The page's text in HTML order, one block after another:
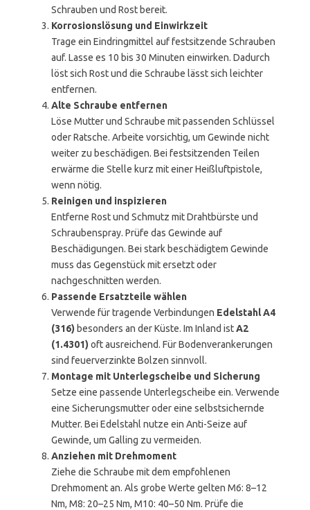
Schrauben und Rost bereit.
Korrosionslösung und Einwirkzeit
Trage ein Eindringmittel auf festsitzende Schrauben
auf. Lasse es 10 bis 30 Minuten einwirken. Dadurch
löst sich Rost und die Schraube lässt sich leichter
entfernen.
Alte Schraube entfernen
Löse Mutter und Schraube mit passenden Schlüssel
oder Ratsche. Arbeite vorsichtig, um Gewinde nicht
weiter zu beschädigen. Bei festsitzenden Teilen
erwärme die Stelle kurz mit einer Heißluftpistole,
wenn nötig.
Reinigen und inspizieren
Entferne Rost und Schmutz mit Drahtbürste und
Schraubenspray. Prüfe das Gewinde auf
Beschädigungen. Bei stark beschädigtem Gewinde
muss das Gegenstück mit ersetzt oder
nachgeschnitten werden.
Passende Ersatzteile wählen
Verwende für tragende Verbindungen Edelstahl A4
(316) besonders an der Küste. Im Inland istA2
(1.4301) oft ausreichend. Für Bodenverankerungen
sind feuerverzinkte Bolzen sinnvoll.
Montage mit Unterlegscheibe und Sicherung
Setze eine passende Unterlegscheibe ein. Verwende
eine Sicherungsmutter oder eine selbstsichernde
Mutter. Bei Edelstahl nutze ein Anti-Seize auf
Gewinde, um Galling zu vermeiden.
Anziehen mit Drehmoment
Ziehe die Schraube mit dem empfohlenen
Drehmoment an. Als grobe Werte gelten M6: 8–12
Nm, M8: 20–25 Nm, M10: 40–50 Nm. Prüfe die